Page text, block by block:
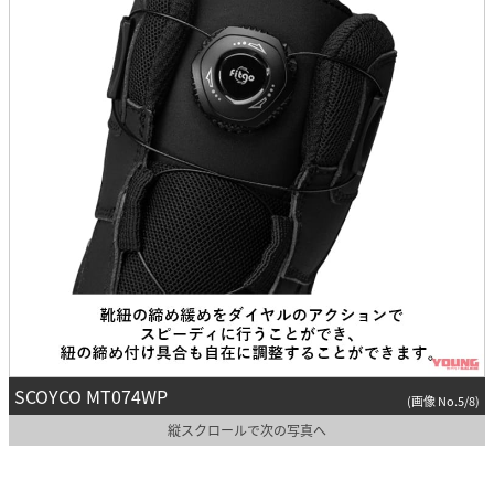
SCOYCO MT074WP (画像 No.5/8)
縦スクロールで次の写真へ